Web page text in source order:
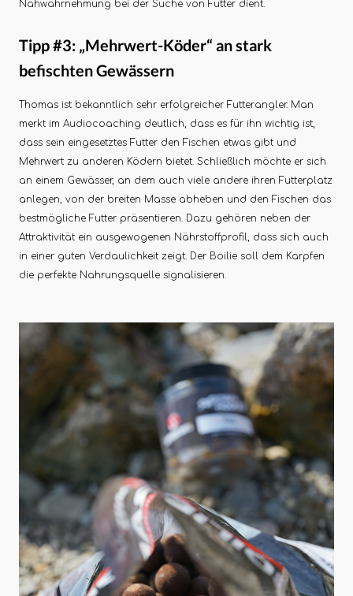
Nahwahrnehmung bei der Suche von Futter dient.
Tipp #3: „Mehrwert-Köder“ an stark
befischten Gewässern
Thomas ist bekanntlich sehr erfolgreicher Futterangler. Man
merkt im Audiocoaching deutlich, dass es für ihn wichtig ist,
dass sein eingesetztes Futter den Fischen etwas gibt und
Mehrwert zu anderen Ködern bietet. Schließlich möchte er sich
an einem Gewässer, an dem auch viele andere ihren Futterplatz
anlegen, von der breiten Masse abheben und den Fischen das
bestmögliche Futter präsentieren. Dazu gehören neben der
Attraktivität ein ausgewogenen Nährstoffprofil, dass sich auch
in einer guten Verdaulichkeit zeigt. Der Boilie soll dem Karpfen
die perfekte Nahrungsquelle signalisieren.